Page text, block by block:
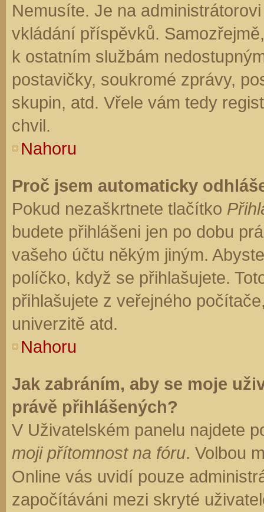
Nemusíte. Je na
vkládání příspěvků.
k ostatním službám
postavičky, soukromé zprávy,
skupin, atd. Vřele vám tedy
chvil.
Nahoru
Proč jsem automaticky
Pokud nezaškrtnete tlačítko
budete přihlášeni jen po dobu
vašeho účtu někým jiným.
políčko, když se přihlašujete.
přihlašujete z veřejného
univerzitě atd.
Nahoru
Jak zabráním, aby se moje
právě přihlášených?
V Uživatelském panelu najdete
moji přítomnost na fóru. Volbou
Online vás uvidí pouze
započítáváni mezi skryté